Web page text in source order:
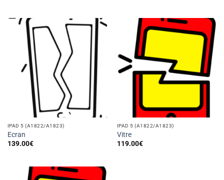
IPAD 5 (A1822/A1823)
Ecran
139.00€
IPAD 5 (A1822/A1823)
Vitre
119.00€